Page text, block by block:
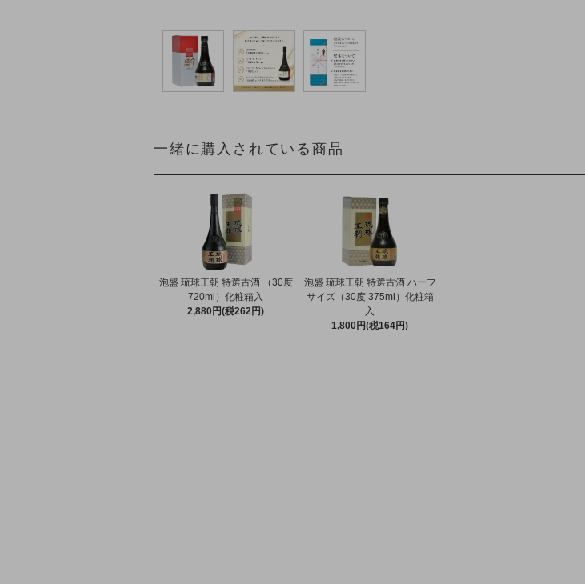
一緒に購入されている商品
泡盛 琉球王朝 特選古酒 （30度
720ml）化粧箱入
2,880円(税262円)
泡盛 琉球王朝 特選古酒 ハーフ
サイズ（30度 375ml）化粧箱
入
1,800円(税164円)